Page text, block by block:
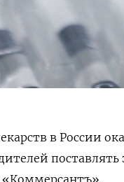
в России
«Коммерсантъ».